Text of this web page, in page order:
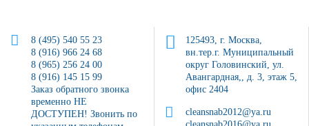
8 (495) 540 55 23
8 (916) 966 24 68
8 (965) 256 24 00
8 (916) 145 15 99
Заказ обратного звонка
временно НЕ
ДОСТУПЕН! Звонить по
125493, г. Москва,
вн.тер.г. Муниципальный
округ Головинский, ул.
Авангардная,, д. 3, этаж 5,
офис 2404
cleansnab2012@ya.ru